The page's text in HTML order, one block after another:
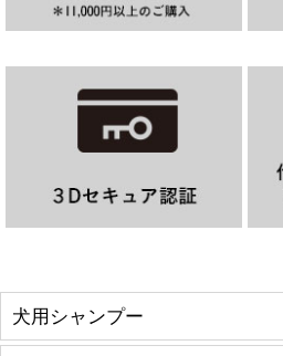
犬用シャンプー